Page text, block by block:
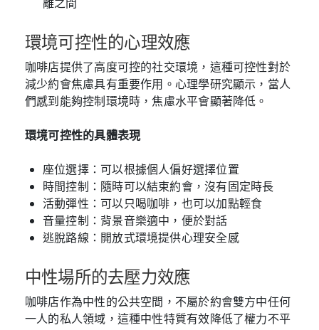
環境可控性的心理效應
咖啡店提供了高度可控的社交環境，這種可控性對於
減少約會焦慮具有重要作用。心理學研究顯示，當人
們感到能夠控制環境時，焦慮水平會顯著降低。
環境可控性的具體表現
座位選擇：可以根據個人偏好選擇位置
時間控制：隨時可以結束約會，沒有固定時長
活動彈性：可以只喝咖啡，也可以加點輕食
音量控制：背景音樂適中，便於對話
逃脫路線：開放式環境提供心理安全感
中性場所的去壓力效應
咖啡店作為中性的公共空間，不屬於約會雙方中任何
一人的私人領域，這種中性特質有效降低了權力不平